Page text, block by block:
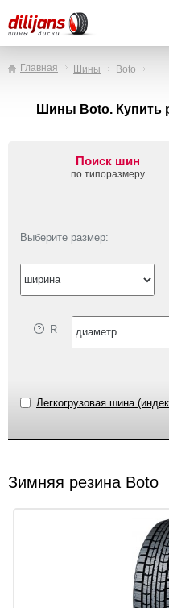
Главная Шины Boto
Шины Boto. Купить
Поиск шин
по типоразмеру
Выберите размер:
R
Легкогрузовая шина
Зимняя резина Boto